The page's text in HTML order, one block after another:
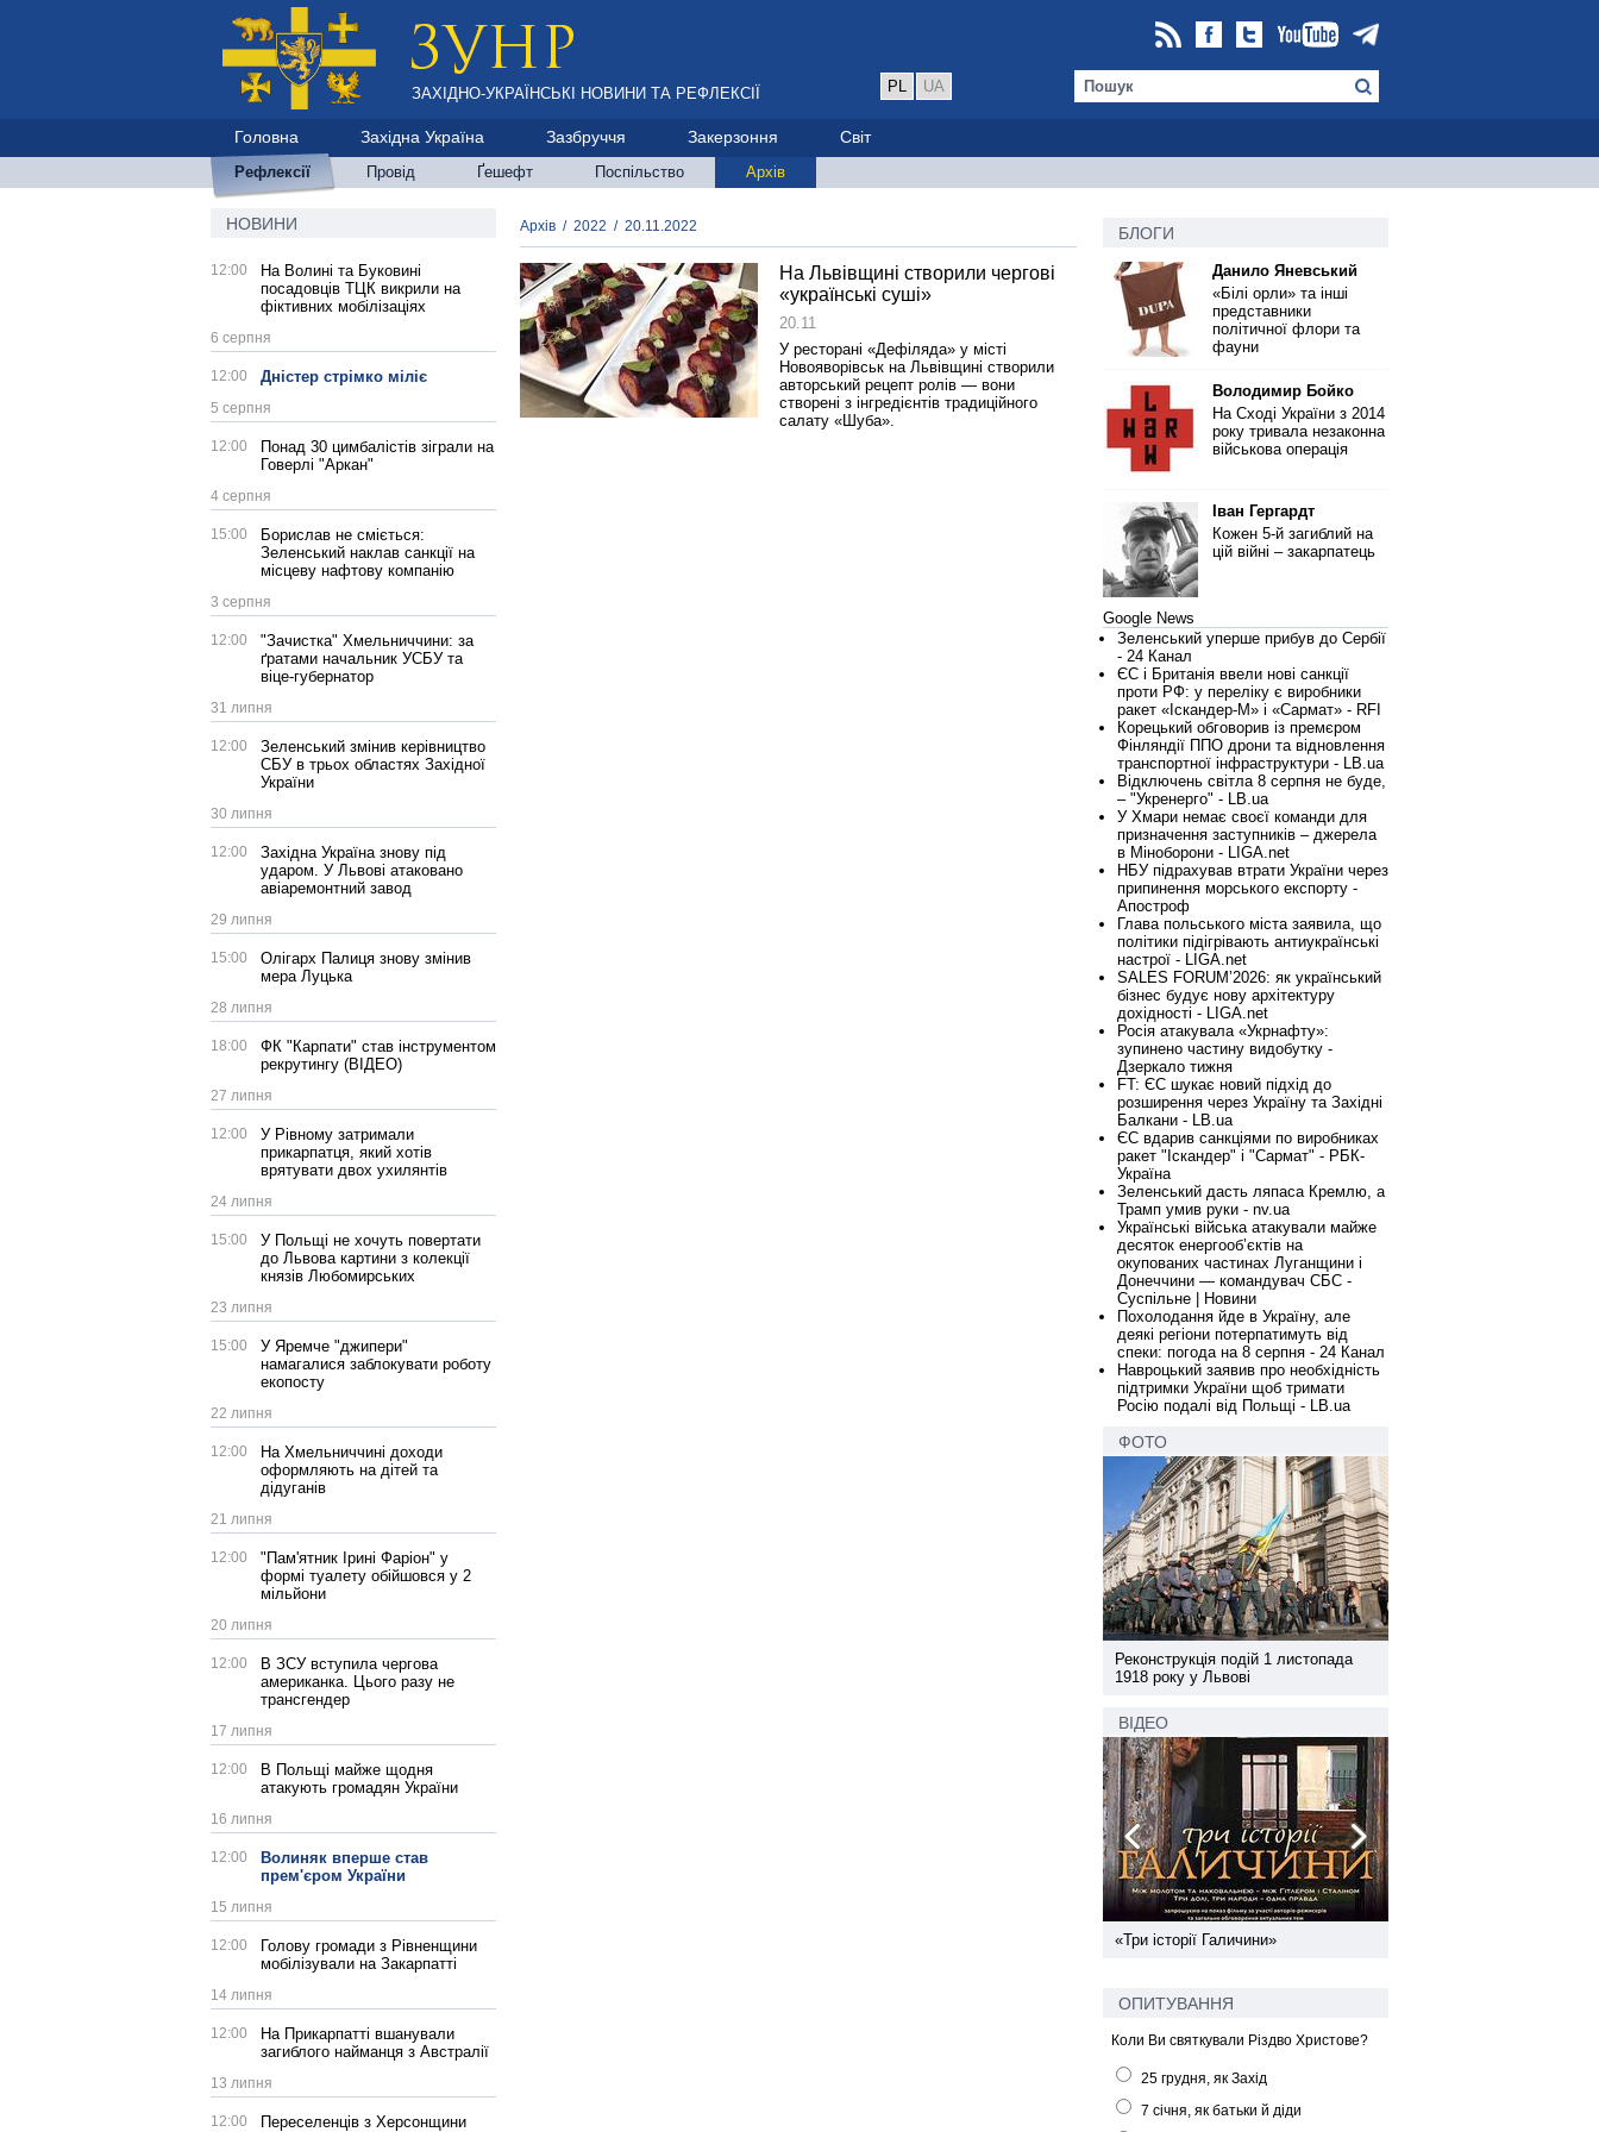
ЗАХІДНО-УКРАЇНСЬКІ НОВИНИ ТА РЕФЛЕКСІЇ PL UA
Головна Західна Україна Зазбруччя Закерзоння Світ
Рефлексії Провід Ґешефт Поспільство Архів
НОВИНИ
12:00
На Волині та Буковині
посадовців ТЦК викрили на
фіктивних мобілізаціях
6 серпня
12:00 Дністер стрімко міліє
5 серпня
12:00
Понад 30 цимбалістів зіграли на
Говерлі "Аркан"
4 серпня
15:00
Борислав не сміється:
Зеленський наклав санкції на
місцеву нафтову компанію
3 серпня
12:00
"Зачистка" Хмельниччини: за
ґратами начальник УСБУ та
віце-губернатор
31 липня
12:00
Зеленський змінив керівництво
СБУ в трьох областях Західної
України
30 липня
12:00
Західна Україна знову під
ударом. У Львові атаковано
авіаремонтний завод
29 липня
15:00
Олігарх Палиця знову змінив
мера Луцька
28 липня
18:00
ФК "Карпати" став інструментом
рекрутингу (ВІДЕО)
27 липня
12:00
У Рівному затримали
прикарпатця, який хотів
врятувати двох ухилянтів
24 липня
15:00
У Польщі не хочуть повертати
до Львова картини з колекції
князів Любомирських
23 липня
15:00
У Яремче "джипери"
намагалися заблокувати роботу
екопосту
22 липня
12:00
На Хмельниччині доходи
оформляють на дітей та
дідуганів
21 липня
12:00
"Пам'ятник Ірині Фаріон" у
формі туалету обійшовся у 2
мільйони
20 липня
12:00
В ЗСУ вступила чергова
американка. Цього разу не
трансгендер
17 липня
12:00
В Польщі майже щодня
атакують громадян України
16 липня
12:00
Волиняк вперше став
прем'єром України
15 липня
12:00
Голову громади з Рівненщини
мобілізували на Закарпатті
14 липня
12:00
На Прикарпатті вшанували
загиблого найманця з Австралії
13 липня
12:00
Переселенців з Херсонщини
Архів / 2022 / 20.11.2022
На Львівщині створили чергові
«українські суші»
20.11
У ресторані «Дефіляда» у місті
Новояворівськ на Львівщині створили
авторський рецепт ролів — вони
створені з інгредієнтів традиційного
салату «Шуба».
БЛОГИ
Данило Яневський
«Білі орли» та інші
представники
політичної флори та
фауни
Володимир Бойко
На Сході України з 2014
року тривала незаконна
військова операція
Іван Гергардт
Кожен 5-й загиблий на
цій війні – закарпатець
Google News
Зеленський уперше прибув до Сербії
- 24 Канал
ЄС і Британія ввели нові санкції
проти РФ: у переліку є виробники
ракет «Іскандер-М» і «Сармат» - RFI
Корецький обговорив із премєром
Фінляндії ППО дрони та відновлення
транспортної інфраструктури - LB.ua
Відключень світла 8 серпня не буде,
– "Укренерго" - LB.ua
У Хмари немає своєї команди для
призначення заступників – джерела
в Міноборони - LIGA.net
НБУ підрахував втрати України через
припинення морського експорту -
Апостроф
Глава польського міста заявила, що
політики підігрівають антиукраїнські
настрої - LIGA.net
SALES FORUM’2026: як український
бізнес будує нову архітектуру
дохідності - LIGA.net
Росія атакувала «Укрнафту»:
зупинено частину видобутку -
Дзеркало тижня
FT: ЄС шукає новий підхід до
розширення через Україну та Західні
Балкани - LB.ua
ЄС вдарив санкціями по виробниках
ракет "Іскандер" і "Сармат" - РБК-
Україна
Зеленський дасть ляпаса Кремлю, а
Трамп умив руки - nv.ua
Українські війська атакували майже
десяток енергооб’єктів на
окупованих частинах Луганщини і
Донеччини — командувач СБС -
Суспільне | Новини
Похолодання йде в Україну, але
деякі регіони потерпатимуть від
спеки: погода на 8 серпня - 24 Канал
Навроцький заявив про необхідність
підтримки України щоб тримати
Росію подалі від Польщі - LB.ua
ФОТО
Реконструкція подій 1 листопада
1918 року у Львові
ВІДЕО
«Три історії Галичини»
ОПИТУВАННЯ
Коли Ви святкували Різдво Христове?
25 грудня, як Захід
7 січня, як батьки й діди